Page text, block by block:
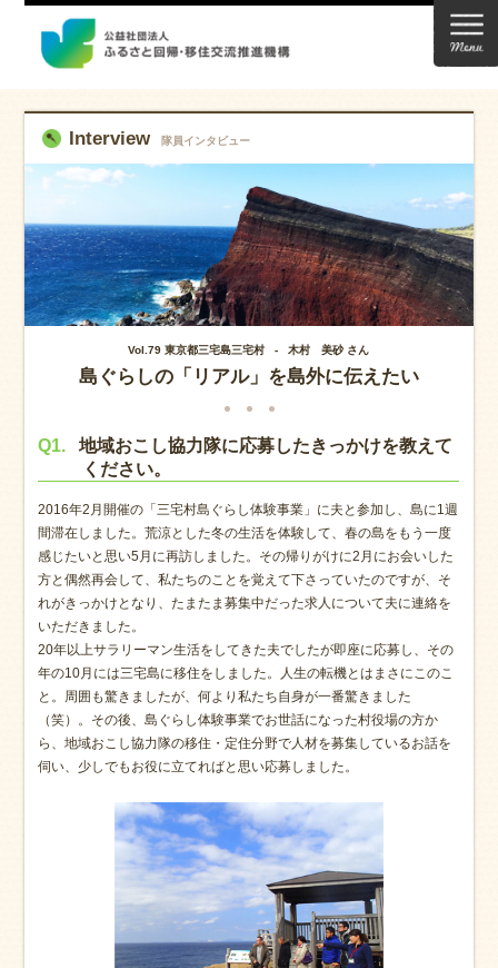
Interview 隊員インタビュー
Vol.79 東京都三宅島三宅村 - 木村 美砂 さん
島ぐらしの「リアル」を島外に伝えたい
Q1.
地域おこし協力隊に応募したきっかけを教えて
ください。
2016年2月開催の「三宅村島ぐらし体験事業」に夫と参加し、島に1週
間滞在しました。荒涼とした冬の生活を体験して、春の島をもう一度
感じたいと思い5月に再訪しました。その帰りがけに2月にお会いした
方と偶然再会して、私たちのことを覚えて下さっていたのですが、そ
れがきっかけとなり、たまたま募集中だった求人について夫に連絡を
いただきました。
20年以上サラリーマン生活をしてきた夫でしたが即座に応募し、その
年の10月には三宅島に移住をしました。人生の転機とはまさにこのこ
と。周囲も驚きましたが、何より私たち自身が一番驚きました
（笑）。その後、島ぐらし体験事業でお世話になった村役場の方か
ら、地域おこし協力隊の移住・定住分野で人材を募集しているお話を
伺い、少しでもお役に立てればと思い応募しました。